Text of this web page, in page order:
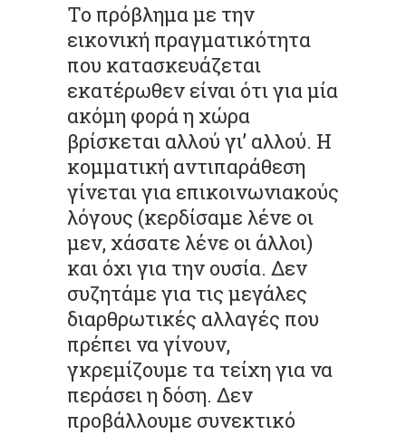
Το πρόβλημα με την
εικονική πραγματικότητα
που κατασκευάζεται
εκατέρωθεν είναι ότι για μία
ακόμη φορά η χώρα
βρίσκεται αλλού γι’ αλλού. Η
κομματική αντιπαράθεση
γίνεται για επικοινωνιακούς
λόγους (κερδίσαμε λένε οι
μεν, χάσατε λένε οι άλλοι)
και όχι για την ουσία. Δεν
συζητάμε για τις μεγάλες
διαρθρωτικές αλλαγές που
πρέπει να γίνουν,
γκρεμίζουμε τα τείχη για να
περάσει η δόση. Δεν
προβάλλουμε συνεκτικό